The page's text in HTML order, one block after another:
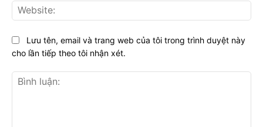
Lưu tên, email và trang web của tôi trong trình duyệt này
cho lần tiếp theo tôi nhận xét.